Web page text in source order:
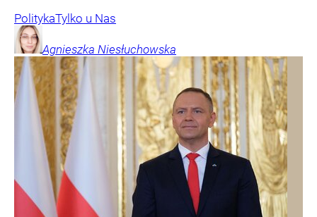
PolitykaTylko u Nas
Agnieszka Niesłuchowska